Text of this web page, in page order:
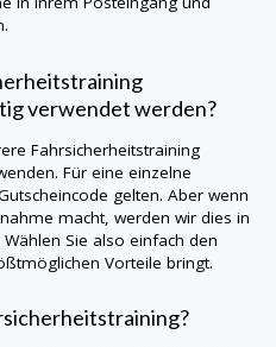
verwendet werden?
Fahrsicherheitstraining
Für eine einzelne
gelten. Aber wenn
macht, werden wir dies in
Sie also einfach den
Vorteile bringt.